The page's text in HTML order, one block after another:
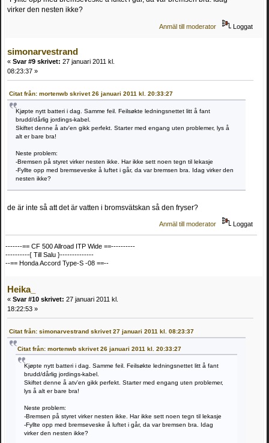
virker den nesten ikke?
Anmäl till moderator Loggat
simonarvestrand
« Svar #9 skrivet: 27 januari 2011 kl.
08:23:37 »
Citat från: mortenwb skrivet 26 januari 2011 kl. 20:33:27
Kjøpte nytt batteri i dag. Samme feil. Feilsøkte ledningsnettet litt å fant
brudd/dårlig jordings-kabel.
Skiftet denne å atv'en gikk perfekt. Starter med engang uten problemer, lys å
alt er bare bra!
Neste problem:
-Bremsen på styret virker nesten ikke. Har ikke sett noen tegn til lekasje
-Fyllte opp med bremseveske å luftet i går, da var bremsen bra. Idag virker den
nesten ikke?
de är inte så att det är vatten i bromsvätskan så den fryser?
Anmäl till moderator Loggat
-------== CF 500 Allroad ITP Wide ==----------
----------{ Till Salu }--------------
--== Honda Accord Type-S -08 ==--
Heika_
« Svar #10 skrivet: 27 januari 2011 kl.
18:22:53 »
Citat från: simonarvestrand skrivet 27 januari 2011 kl. 08:23:37
Citat från: mortenwb skrivet 26 januari 2011 kl. 20:33:27
Kjøpte nytt batteri i dag. Samme feil. Feilsøkte ledningsnettet litt å fant
brudd/dårlig jordings-kabel.
Skiftet denne å atv'en gikk perfekt. Starter med engang uten problemer,
lys å alt er bare bra!
Neste problem:
-Bremsen på styret virker nesten ikke. Har ikke sett noen tegn til lekasje
-Fyllte opp med bremseveske å luftet i går, da var bremsen bra. Idag
virker den nesten ikke?